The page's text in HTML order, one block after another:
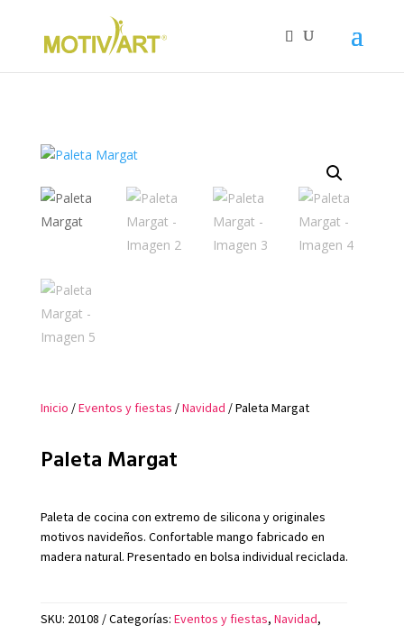
Inicio /Eventos y fiestas /Navidad / Paleta Margat
Paleta Margat
Paleta de cocina con extremo de silicona y originales
motivos navideños. Confortable mango fabricado en
madera natural. Presentado en bolsa individual reciclada.
SKU: 20108 Categorías: Eventos y fiestas, Navidad,